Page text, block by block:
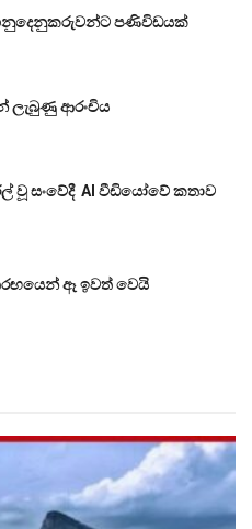
ගනුදෙනුකරුවන්ට පණිවිඩයක්
ලැබුණු ආරංචිය
සංවේදී AI වීඩියෝවේ කතාව
ඈ ඉවත් වෙයි